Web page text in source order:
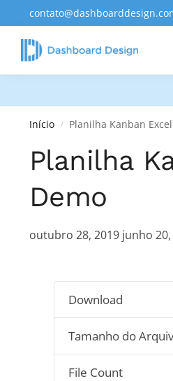
Adicionados
Início / Planilha Kanban
Planilha
Demo
outubro 28, 2019 junho
Download
Tamanho do
File Count